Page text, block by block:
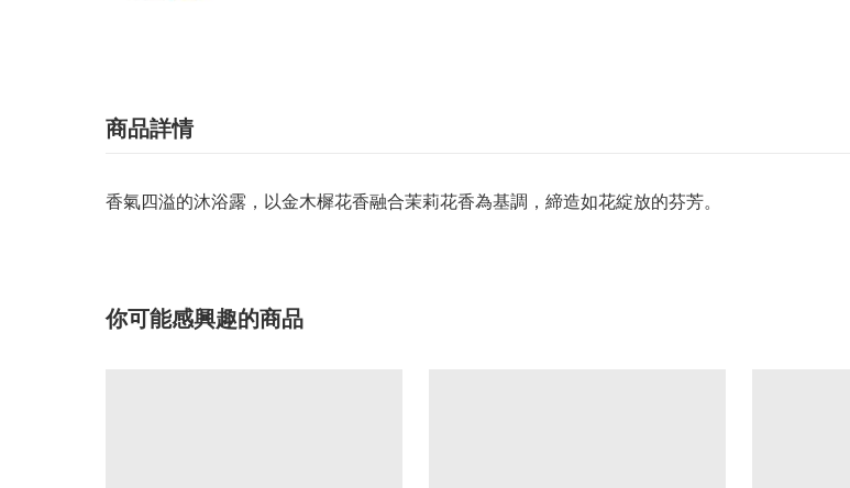
商品詳情
香氣四溢的沐浴露，以金木樨花香融合茉莉花香為基調，締造如花綻放的芬芳。
你可能感興趣的商品